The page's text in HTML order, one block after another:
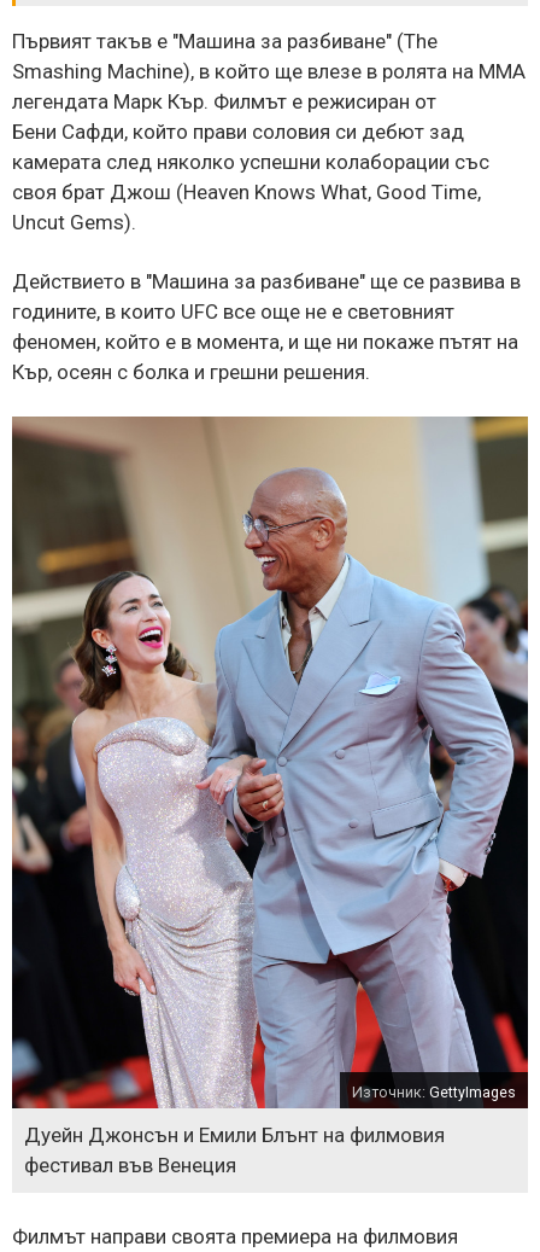
Първият такъв е "Машина за разбиване" (The
Smashing Machine), в който ще влезе в ролята на ММА
легендата Марк Кър. Филмът е режисиран от
Бени Сафди, който прави соловия си дебют зад
камерата след няколко успешни колаборации със
своя брат Джош (Heaven Knows What, Good Time,
Uncut Gems).
Действието в "Машина за разбиване" ще се развива в
годините, в които UFC все още не е световният
феномен, който е в момента, и ще ни покаже пътят на
Кър, осеян с болка и грешни решения.
Източник: GettyImages
Дуейн Джонсън и Емили Блънт на филмовия
фестивал във Венеция
Филмът направи своята премиера на филмовия